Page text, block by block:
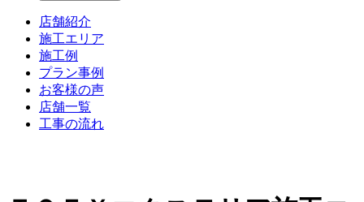
店舗紹介
施工エリア
施工例
プラン事例
お客様の声
店舗一覧
工事の流れ